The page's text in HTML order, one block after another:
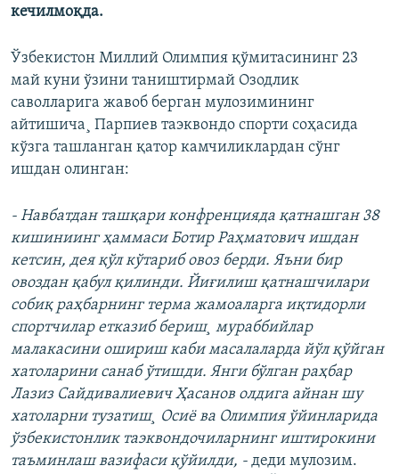
кечилмоқда.
Ўзбекистон Миллий Олимпия қўмитасининг 23
май куни ўзини таништирмай Озодлик
саволларига жавоб берган мулозимининг
айтишича¸ Парпиев таэквондо спорти соҳасида
кўзга ташланган қатор камчиликлардан сўнг
ишдан олинган:
- Навбатдан ташқари конфренцияда қатнашган 38
кишиниинг ҳаммаси Ботир Раҳматович ишдан
кетсин, дея қўл кўтариб овоз берди. Яъни бир
овоздан қабул қилинди. Йиғилиш қатнашчилари
собиқ раҳбарнинг терма жамоаларга иқтидорли
спортчилар етказиб бериш¸ мураббийлар
малакасини ошириш каби масалаларда йўл қўйган
хатоларини санаб ўтишди. Янги бўлган раҳбар
Лазиз Сайдивалиевич Ҳасанов олдига айнан шу
хатоларни тузатиш¸ Осиё ва Олимпия ўйинларида
ўзбекистонлик таэквондочиларнинг иштирокини
таъминлаш вазифаси қўйилди, - деди мулозим.